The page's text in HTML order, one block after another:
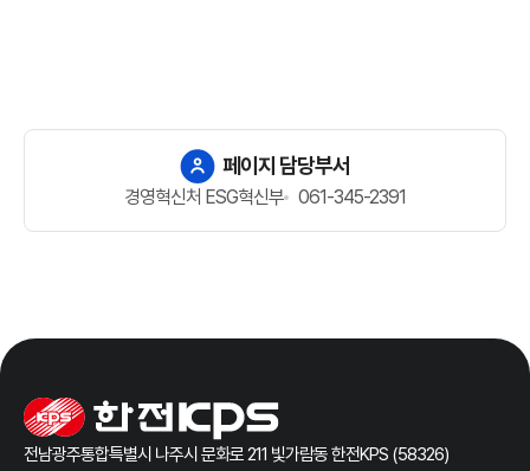
페이지 담당부서
경영혁신처 ESG혁신부 061-345-2391
전남광주통합특별시 나주시 문화로 211 빛가람동 한전KPS (58326)